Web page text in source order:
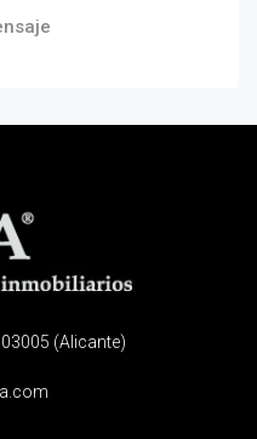
(Alicante)